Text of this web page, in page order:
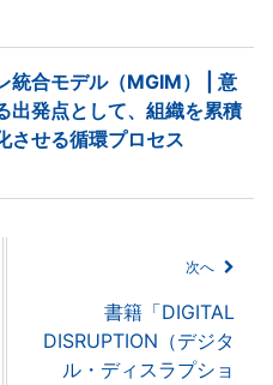
統合モデル（MGIM） | 意
出発点として、組織を累積
させる循環プロセス
次へ
書籍「DIGITAL
DISRUPTION（デジタ
ル・ディスラプショ